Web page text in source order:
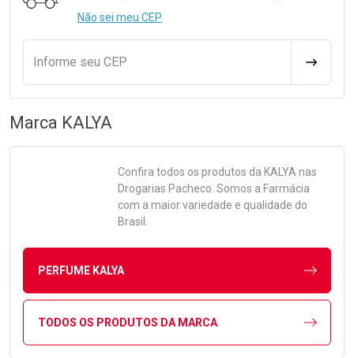
Não sei meu CEP
Informe seu CEP
Marca KALYA
Confira todos os produtos da KALYA nas
Drogarias Pacheco. Somos a Farmácia
com a maior variedade e qualidade do
Brasil.
PERFUME KALYA
TODOS OS PRODUTOS DA MARCA